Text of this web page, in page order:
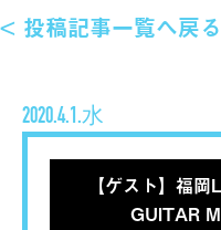
< 投稿記事一覧へ戻る
2020.4.1.水
【ゲスト】福
GUITAR